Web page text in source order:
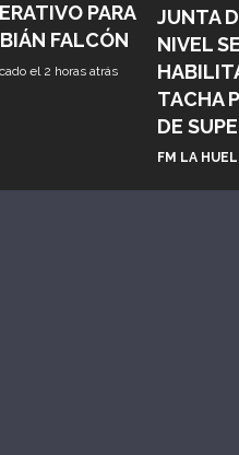
PARA
FALCÓN
el 2 horas atrás
JUNTA
NIVEL
TACHA
DE
FM LA